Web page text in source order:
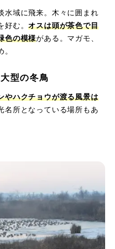
水域に飛来。木々に囲まれ
好む。オスは頭が茶色で目
色の模様がある。マガモ、
。
型の冬鳥
やハクチョウが渡る風景は
名所となっている場所もあ